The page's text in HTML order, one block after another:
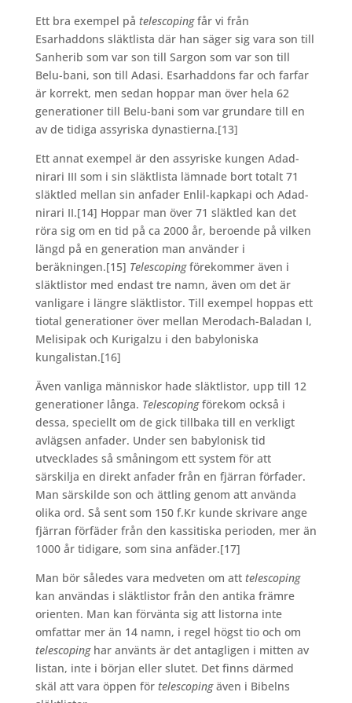
Ett bra exempel på telescopingfår vi från
Esarhaddons släktlista där han säger sig vara son till
Sanherib som var son till Sargon som var son till
Belu-bani, son till Adasi. Esarhaddons far och farfar
är korrekt, men sedan hoppar man över hela 62
generationer till Belu-bani som var grundare till en
av de tidiga assyriska dynastierna.[13]
Ett annat exempel är den assyriske kungen Adad-
nirari III som i sin släktlista lämnade bort totalt 71
släktled mellan sin anfader Enlil-kapkapi och Adad-
nirari II.[14] Hoppar man över 71 släktled kan det
röra sig om en tid på ca 2000 år, beroende på vilken
längd på en generation man använder i
beräkningen.[15] Telescopingförekommer även i
släktlistor med endast tre namn, även om det är
vanligare i längre släktlistor. Till exempel hoppas ett
tiotal generationer över mellan Merodach-Baladan I,
Melisipak och Kurigalzu i den babyloniska
kungalistan.[16]
Även vanliga människor hade släktlistor, upp till 12
generationer långa. Telescopingförekom också i
dessa, speciellt om de gick tillbaka till en verkligt
avlägsen anfader. Under sen babylonisk tid
utvecklades så småningom ett system för att
särskilja en direkt anfader från en fjärran förfader.
Man särskilde son och ättling genom att använda
olika ord. Så sent som 150 f.Kr kunde skrivare ange
fjärran förfäder från den kassitiska perioden, mer än
1000 år tidigare, som sina anfäder.[17]
Man bör således vara medveten om att telescoping
kan användas i släktlistor från den antika främre
orienten. Man kan förvänta sig att listorna inte
omfattar mer än 14 namn, i regel högst tio och om
telescopinghar använts är det antagligen i mitten av
listan, inte i början eller slutet. Det finns därmed
skäl att vara öppen för telescopingäven i Bibelns